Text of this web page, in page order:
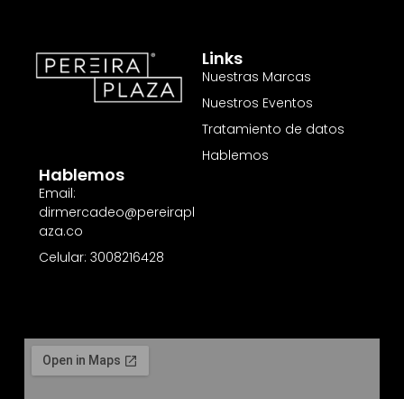
Links
Nuestras Marcas
Nuestros Eventos
Tratamiento de datos
Hablemos
Hablemos
Email:
dirmercadeo@pereirapl
aza.co
Celular: 3008216428